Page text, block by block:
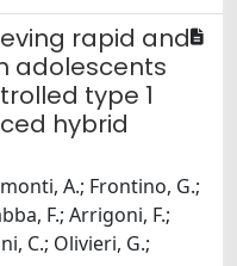
rapid and
adolescents
type 1
hybrid
A.; Frontino, G.;
F.; Arrigoni, F.;
C.; Olivieri, G.;